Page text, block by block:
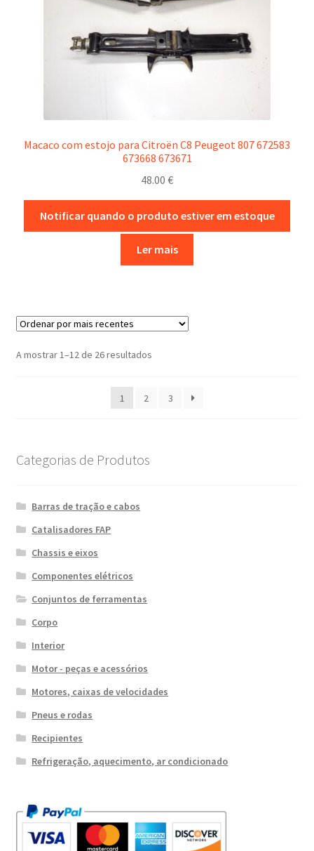
Macaco com estojo para Citroën C8 Peugeot 807 672583
673668 673671
48.00 €
Notificar quando o produto estiver em estoque
Ler mais
A mostrar 1–12 de 26 resultadosOrdenado
recentes
1 2 3
Categorias de Produtos
Barras de tração e cabos
Catalisadores FAP
Chassis e eixos
Componentes elétricos
Conjuntos de ferramentas
Corpo
Interior
Motor - peças e acessórios
Motores, caixas de velocidades
Pneus e rodas
Recipientes
Refrigeração, aquecimento, ar condicionado